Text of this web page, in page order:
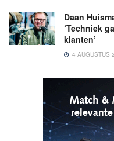
Daan
‘Techniek
klanten’
4 AUGUSTUS